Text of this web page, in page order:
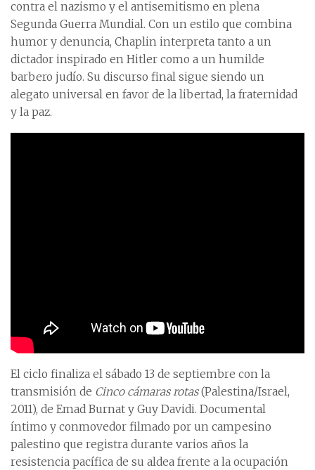
contra el nazismo y el antisemitismo en plena
Segunda Guerra Mundial. Con un estilo que combina
humor y denuncia, Chaplin interpreta tanto a un
dictador inspirado en Hitler como a un humilde
barbero judío. Su discurso final sigue siendo un
alegato universal en favor de la libertad, la fraternidad
y la paz.
El ciclo finaliza el sábado 13 de septiembre con la
transmisión de Cinco cámaras rotas(Palestina/Israel,
2011), de Emad Burnat y Guy Davidi. Documental
íntimo y conmovedor filmado por un campesino
palestino que registra durante varios años la
resistencia pacífica de su aldea frente a la ocupación